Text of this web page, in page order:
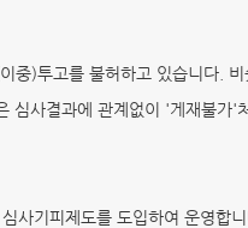
중)투고를 불허하고 있습니다.
심사결과에 관계없이 '게재불가'
기피제도를 도입하여 운영합